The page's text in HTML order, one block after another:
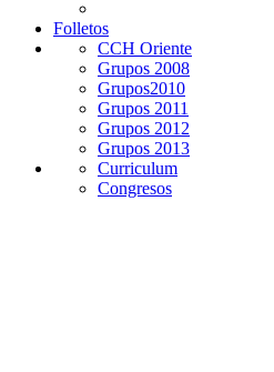
Folletos
CCH Oriente
Grupos 2008
Grupos2010
Grupos 2011
Grupos 2012
Grupos 2013
Curriculum
Congresos